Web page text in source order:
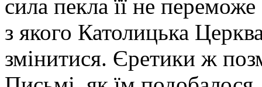
сила пекла її не
з якого Католицька
змінитися. Єретики ж